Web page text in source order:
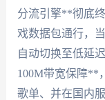
分流引擎**彻底
戏数据包通行，
自动切换至低延
100M带宽保障**
歌单、并在国内